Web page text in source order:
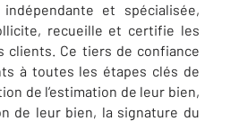
et spécialisée,
recueille et certifie les
clients. Ce tiers de confiance
à toutes les étapes clés de
de l’estimation de leur bien,
de leur bien, la signature du